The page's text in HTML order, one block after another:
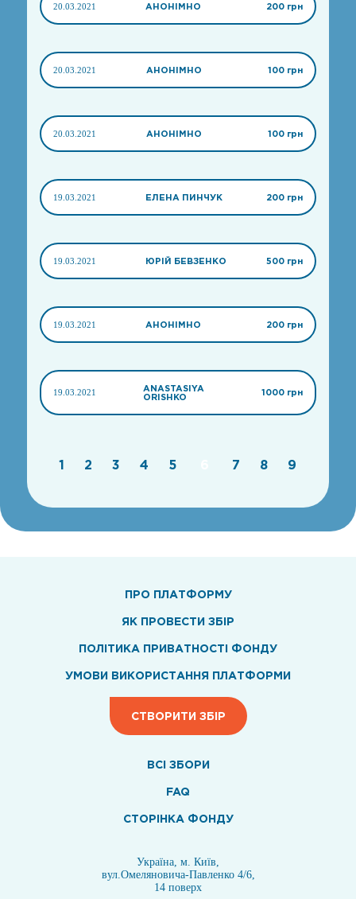
20.03.2021 АНОНІМНО 200 грн
20.03.2021 АНОНІМНО 100 грн
20.03.2021 АНОНІМНО 100 грн
19.03.2021 ЕЛЕНА ПИНЧУК 200 грн
19.03.2021 ЮРІЙ БЕВЗЕНКО 500 грн
19.03.2021 АНОНІМНО 200 грн
19.03.2021
ANASTASIYA
ORISHKO
1000 грн
1 2 3 4 5 7 8 9
ПРО ПЛАТФОРМУ
ЯК ПРОВЕСТИ ЗБІР
ПОЛІТИКА ПРИВАТНОСТІ ФОНДУ
УМОВИ ВИКОРИСТАННЯ ПЛАТФОРМИ
СТВОРИТИ ЗБІР
ВСI ЗБОРИ
FAQ
СТОРІНКА ФОНДУ
Україна, м. Київ,
вул.Омеляновича-Павленко 4/6,
14 поверх